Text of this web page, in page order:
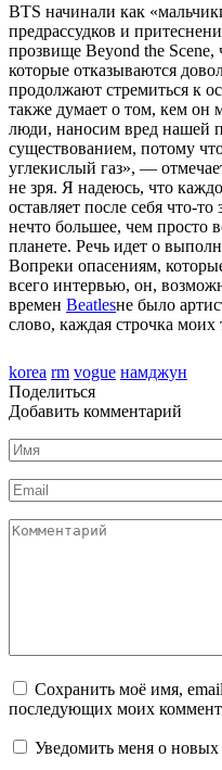
BTS начинали как
предрассудков и
прозвище Beyond the Scene,
которые отказываются
продолжают стремиться к
также думает о том, кем он
люди, наносим вред нашей
существованием, потому
углекислый газ», —
не зря. Я надеюсь, что
оставляет после себя что-
нечто большее, чем просто
планете. Речь идет о
Вопреки опасениям,
всего интервью, он,
времен Beatlesне было
слово, каждая строчка
korea rm vogue намджун
Поделиться
Добавить комментарий
Имя
Email
Комментарий
Сохранить моё имя,
последующих моих
Уведомить меня о